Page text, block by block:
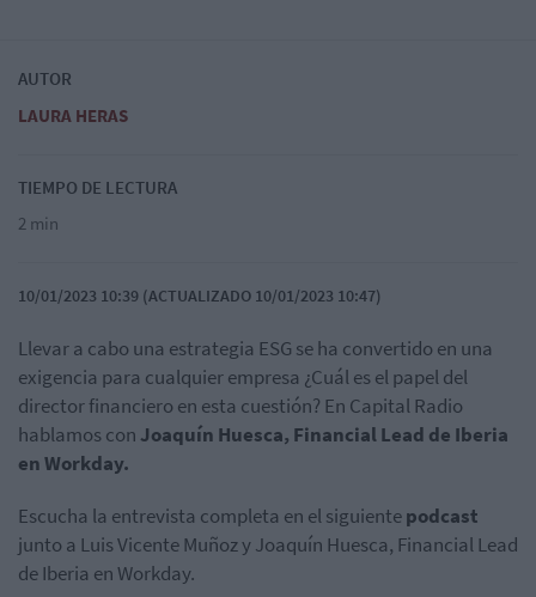
AUTOR
LAURA HERAS
TIEMPO DE LECTURA
2 min
10/01/2023 10:39 (ACTUALIZADO 10/01/2023 10:47)
Llevar a cabo una estrategia ESG se ha convertido en una
exigencia para cualquier empresa ¿Cuál es el papel del
director financiero en esta cuestión? En Capital Radio
hablamos con Joaquín Huesca, Financial Lead de Iberia
en Workday.
Escucha la entrevista completa en el siguientepodcast
junto a Luis Vicente Muñoz y Joaquín Huesca, Financial Lead
de Iberia en Workday.